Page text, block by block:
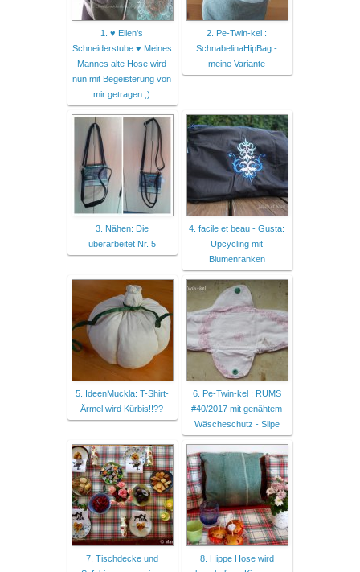
1. ♥ Ellen's
Schneiderstube ♥ Meines
Mannes alte Hose wird
nun mit Begeisterung von
mir getragen ;)
2. Pe-Twin-kel :
SchnabelinaHipBag -
meine Variante
3. Nähen: Die
überarbeitet Nr. 5
4. facile et beau - Gusta:
Upcycling mit
Blumenranken
5. IdeenMuckla: T-Shirt-
Ärmel wird Kürbis!!??
6. Pe-Twin-kel : RUMS
#40/2017 mit genähtem
Wäscheschutz - Slipe
7. Tischdecke und
8. Hippe Hose wird